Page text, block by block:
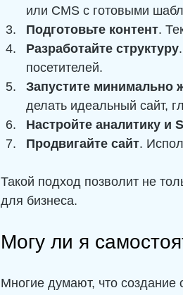
или CMS с готовыми
Подготовьте контент.
Разработайте структуру
посетителей.
Запустите минимально
делать идеальный сайт,
Настройте аналитику и
Продвигайте сайт.
Такой подход позволит не
для бизнеса.
Могу ли я
Многие думают, что создание